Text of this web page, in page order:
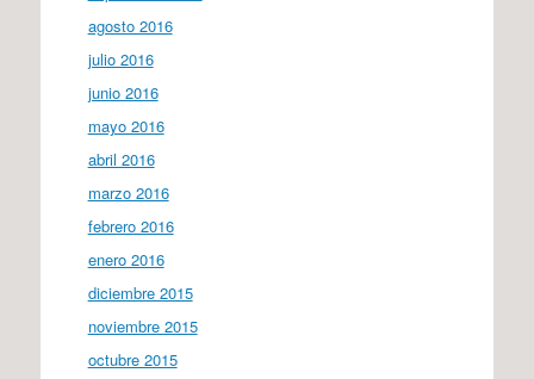
agosto 2016
julio 2016
junio 2016
mayo 2016
abril 2016
marzo 2016
febrero 2016
enero 2016
diciembre 2015
noviembre 2015
octubre 2015